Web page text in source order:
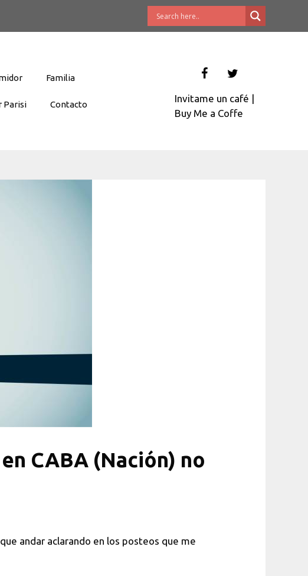
Familia
Parisi Contacto
Invitame un café |
Buy Me a Coffe
CABA (Nación) no
andar aclarando en los posteos que me